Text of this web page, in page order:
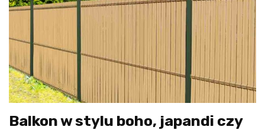
Balkon w stylu boho, japandi czy